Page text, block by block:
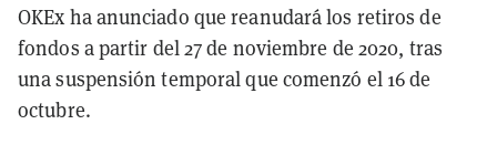
OKEx ha anunciado que reanudará los retiros de
fondos a partir del 27 de noviembre de 2020, tras
una suspensión temporal que comenzó el 16 de
octubre.